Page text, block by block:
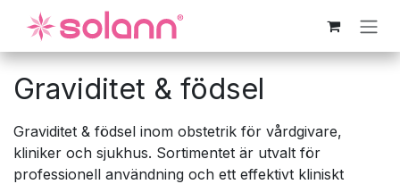
Hoppa till innehåll
Graviditet & födsel
Graviditet & födsel inom obstetrik för vårdgivare,
kliniker och sjukhus. Sortimentet är utvalt för
professionell användning och ett effektivt kliniskt